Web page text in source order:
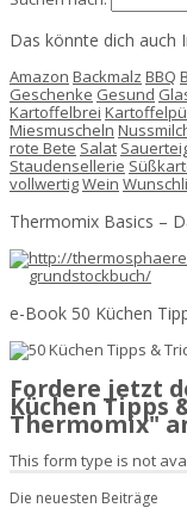
Das könnte dich auch
Amazon Backmalz BBQ
Geschenke Gesund
Kartoffelbrei
Miesmuscheln
rote Bete Salat
Staudensellerie
vollwertigWein
Thermomix Basics –
e-Book 50 Küchen
Fordere jetzt
Küchen Tipps
Thermomix"
This form type is not
Die neuesten Beiträge